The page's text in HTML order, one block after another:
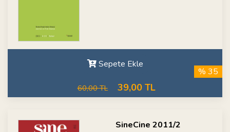
Sepete Ekle
60,00 TL 39,00 TL
% 35
SineCine 2011/2